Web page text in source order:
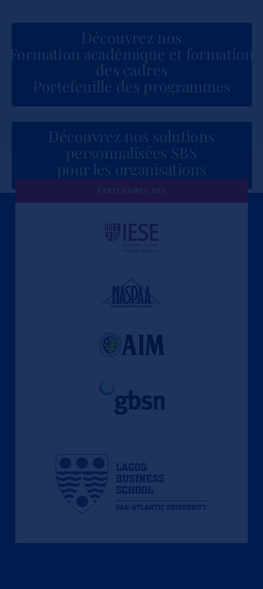
Découvrez nos
Formation académique et formation
des cadres
Portefeuille des programmes
Découvrez nos solutions
personnalisées SBS
pour les organisations
Une culture de l'éthique et de
l'apprentissage
PARTENAIRES SBS